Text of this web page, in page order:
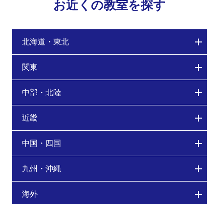
お近くの教室を探す
北海道・東北
関東
中部・北陸
近畿
中国・四国
九州・沖縄
海外